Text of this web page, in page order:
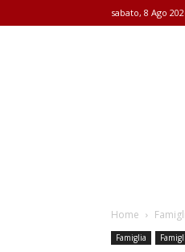
sabato, 8 Ago
Home
Famiglia